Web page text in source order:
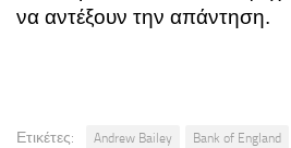
να αντέξουν την απάντηση.
Ετικέτες: Andrew Bailey Bank of England